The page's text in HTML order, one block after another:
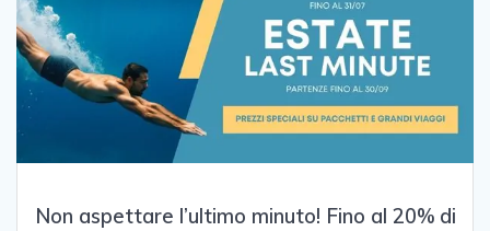
Non aspettare l’ultimo minuto! Fino al 20% di